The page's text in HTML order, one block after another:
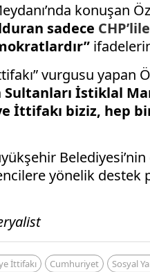
konuşan
sadece
vurgusu yapan
İstiklal
İttifakı biziz, hep
Belediyesi’nin
yönelik destek
İttifakı Cumhuriyet Sosyal